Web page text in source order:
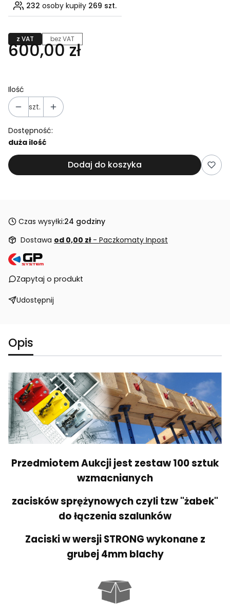
232 osoby kupiły 269 szt.
z VAT bez VAT
600,00 zł
Ilość
szt.
Dostępność:
duża ilość
Dodaj do koszyka
Czas wysyłki:24 godziny
Dostawa od 0,00 zł - Paczkomaty Inpost
Zapytaj o produkt
Udostępnij
Opis
Przedmiotem Aukcji jest zestaw 100 sztuk
wzmacnianych
zacisków sprężynowychczyli tzw "żabek"
do łączenia szalunków
Zaciski w wersji STRONG wykonane z
grubej 4mm blachy